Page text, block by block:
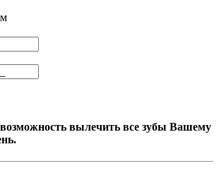
возможность вылечить все зубы Вашему